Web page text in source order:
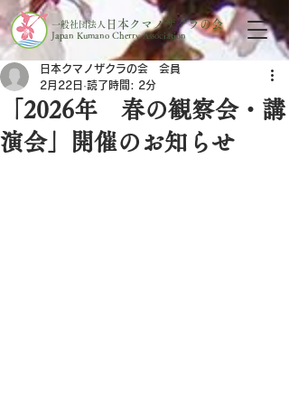
一般社団法人 日本クマノザクラの会
Japan Kumano Cherry Association
「2026年 春の観察会・講
演会」開催のお知らせ
日本クマノザクラの会 会員
2月22日 読了時間: 2分